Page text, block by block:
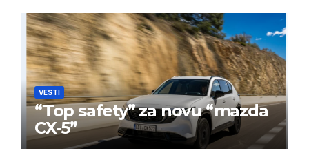
VESTI
“Top safety” za novu “mazda
CX-5”